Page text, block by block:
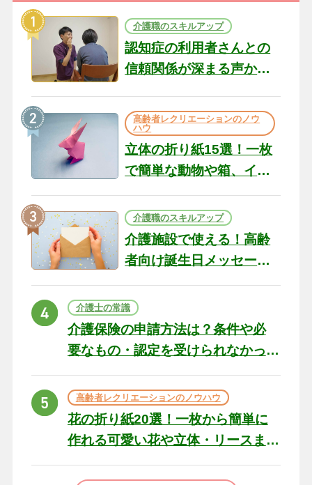
介護職のスキルアップ
認知症の利用者さんとの
信頼関係が深まる声かけ
の現場から（22）
高齢者レクリエーションのノウ
ハウ
立体の折り紙15選！一枚
で簡単な動物や箱、イン
介護職のスキルアップ
介護施設で使える！高齢
者向け誕生日メッセージ
ト
介護士の常識
介護保険の申請方法は？条件や必
要なもの・認定を受けられなかっ
高齢者レクリエーションのノウハウ
花の折り紙20選！一枚から簡単に
作れる可愛い花や立体・リースま